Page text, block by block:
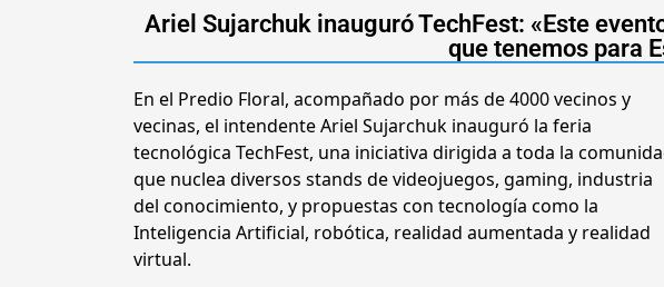
Ariel Sujarchuk inauguró TechFest: «Este
que tenemos para
En el Predio Floral, acompañado por más de 4000 vecinos y
vecinas, el intendente Ariel Sujarchuk inauguró la feria
tecnológica TechFest, una iniciativa dirigida a toda la
que nuclea diversos stands de videojuegos, gaming, industria
del conocimiento, y propuestas con tecnología como la
Inteligencia Artificial, robótica, realidad aumentada y realidad
virtual.